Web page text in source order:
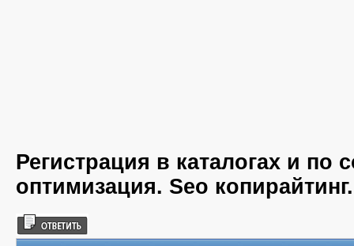
Регистрация в каталогах и по
оптимизация. Seo копирайтинг.